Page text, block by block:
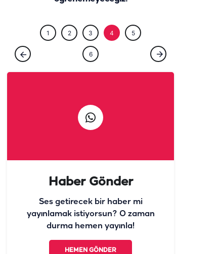
1 2 3 4 5
6
Haber Gönder
Ses getirecek bir haber mi
yayınlamak istiyorsun? O zaman
durma hemen yayınla!
HEMEN GÖNDER